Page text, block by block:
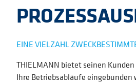
EINE VIELZAHL
THIELMANN bietet seinen
Ihre Betriebsabläufe